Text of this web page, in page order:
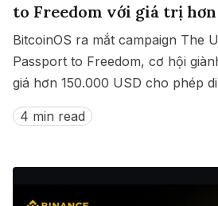
to Freedom với giá trị hơn
BitcoinOS ra mắt campaign The
Passport to Freedom, cơ hội
giá hơn 150.000 USD cho phép
hàng loạt quốc gia không cần visa.
4 min read